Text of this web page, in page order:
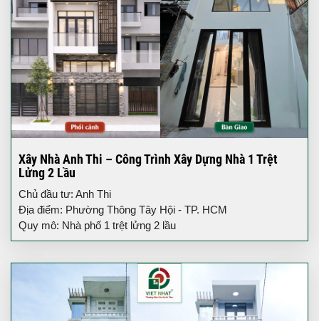
Xây Nhà Anh Thi – Công Trình Xây Dựng Nhà 1 Trệt
Lửng 2 Lầu
Chủ đầu tư: Anh Thi
Địa điểm: Phường Thông Tây Hội - TP. HCM
Quy mô: Nhà phố 1 trệt lửng 2 lầu